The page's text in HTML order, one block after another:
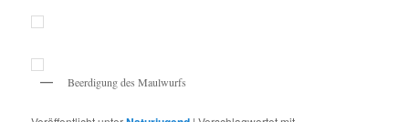
Beerdigung des Maulwurfs